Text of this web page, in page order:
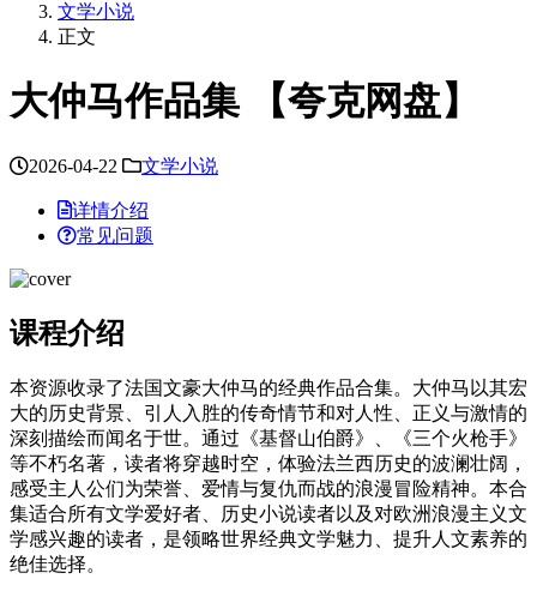
文学小说
正文
大仲马作品集 【夸克网盘】
2026-04-22 文学小说
详情介绍
常见问题
课程介绍
本资源收录了法国文豪大仲马的经典作品合集。大仲马以其宏
大的历史背景、引人入胜的传奇情节和对人性、正义与激情的
深刻描绘而闻名于世。通过《基督山伯爵》、《三个火枪手》
等不朽名著，读者将穿越时空，体验法兰西历史的波澜壮阔，
感受主人公们为荣誉、爱情与复仇而战的浪漫冒险精神。本合
集适合所有文学爱好者、历史小说读者以及对欧洲浪漫主义文
学感兴趣的读者，是领略世界经典文学魅力、提升人文素养的
绝佳选择。